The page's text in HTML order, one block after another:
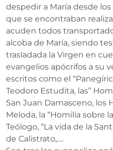
despedir a María desde
que se encontraban
acuden todos
alcoba de María, siendo
trasladada la Virgen en
evangelios apócrifos a su
escritos como el
Teodoro Estudita, las”
San Juan Damasceno, los
Meloda, la “Homilía sobre
Teólogo, “La vida de la
de Calistrato,….